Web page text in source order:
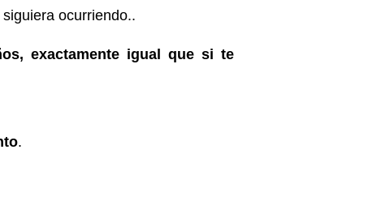
ocurriendo..
exactamente igual que si te
.